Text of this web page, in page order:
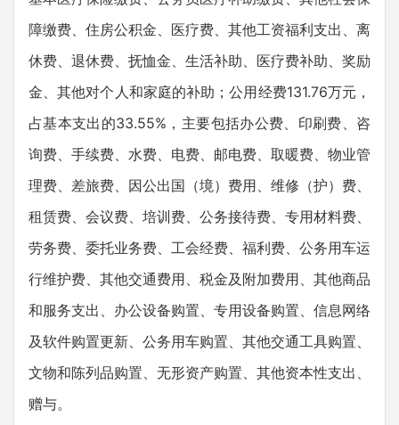
障缴费、住房公积金、医疗费、其他工资福利支出、离
休费、退休费、抚恤金、生活补助、医疗费补助、奖励
金、其他对个人和家庭的补助；公用经费131.76万元，
占基本支出的33.55%，主要包括办公费、印刷费、咨
询费、手续费、水费、电费、邮电费、取暖费、物业管
理费、差旅费、因公出国（境）费用、维修（护）费、
租赁费、会议费、培训费、公务接待费、专用材料费、
劳务费、委托业务费、工会经费、福利费、公务用车运
行维护费、其他交通费用、税金及附加费用、其他商品
和服务支出、办公设备购置、专用设备购置、信息网络
及软件购置更新、公务用车购置、其他交通工具购置、
文物和陈列品购置、无形资产购置、其他资本性支出、
赠与。